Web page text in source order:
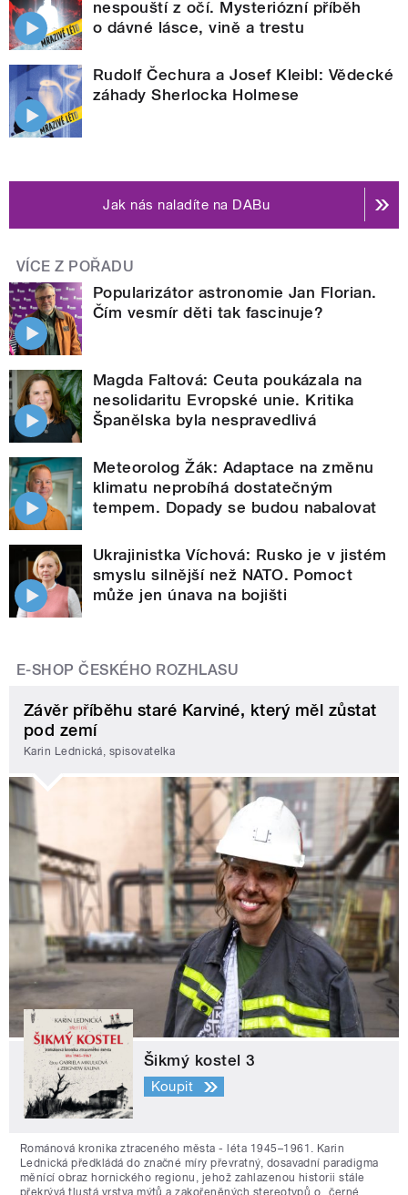
nespouští z očí. Mysteriózní příběh
o dávné lásce, vině a trestu
Rudolf Čechura a Josef Kleibl: Vědecké
záhady Sherlocka Holmese
Jak nás naladíte na DABu
VÍCE Z POŘADU
Popularizátor astronomie Jan Florian.
Čím vesmír děti tak fascinuje?
Magda Faltová: Ceuta poukázala na
nesolidaritu Evropské unie. Kritika
Španělska byla nespravedlivá
Meteorolog Žák: Adaptace na změnu
klimatu neprobíhá dostatečným
tempem. Dopady se budou nabalovat
Ukrajinistka Víchová: Rusko je v jistém
smyslu silnější než NATO. Pomoct
může jen únava na bojišti
E-SHOP ČESKÉHO ROZHLASU
Závěr příběhu staré Karviné, který měl zůstat
pod zemí
Karin Lednická, spisovatelka
Šikmý kostel 3
Koupit
Románová kronika ztraceného města - léta 1945–1961. Karin
Lednická předkládá do značné míry převratný, dosavadní paradigma
měnící obraz hornického regionu, jehož zahlazenou historii stále
překrývá tlustá vrstva mýtů a zakořeněných stereotypů o „černé